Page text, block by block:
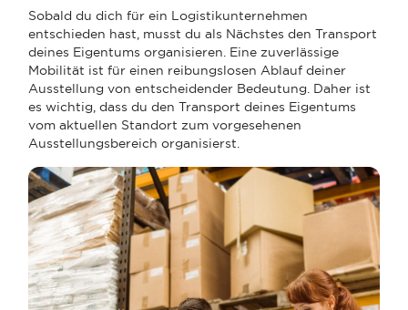
Sobald du dich für ein Logistikunternehmen
entschieden hast, musst du als Nächstes den Transport
deines Eigentums organisieren. Eine zuverlässige
Mobilität ist für einen reibungslosen Ablauf deiner
Ausstellung von entscheidender Bedeutung. Daher ist
es wichtig, dass du den Transport deines Eigentums
vom aktuellen Standort zum vorgesehenen
Ausstellungsbereich organisierst.